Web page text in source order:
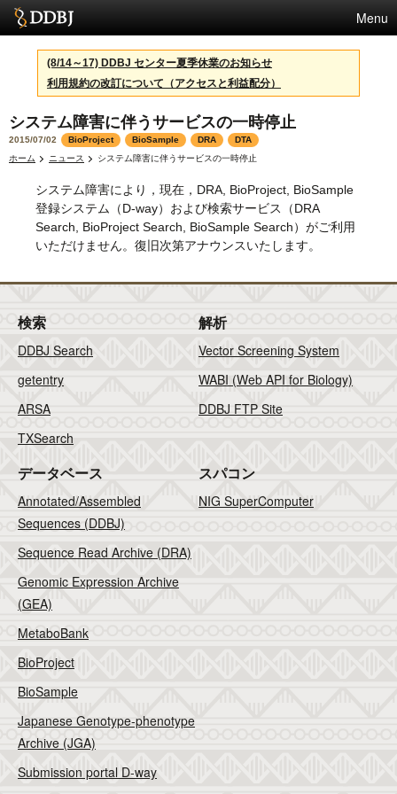
Menu
サービス
スパコン
統計
活動
センターについて
English
(8/14～17) DDBJ センター夏季休業のお知らせ
利用規約の改訂について（アクセスと利益配分）
システム障害に伴うサービスの一時停止
2015/07/02 BioProject BioSample DRA
DTA
ホーム
ニュース システム障害に伴うサービスの一時停止
システム障害により，現在，DRA, BioProject, BioSample
登録システム（D-way）および検索サービス（DRA
Search, BioProject Search, BioSample Search）がご利用
いただけません。復旧次第アナウンスいたします。
検索
DDBJ Search
getentry
ARSA
TXSearch
解析
Vector Screening System
WABI (Web API for Biology)
DDBJ FTP Site
データベース
Annotated/Assembled
Sequences (DDBJ)
Sequence Read Archive (DRA)
Genomic Expression Archive
(GEA)
MetaboBank
BioProject
BioSample
Japanese Genotype-phenotype
Archive (JGA)
Submission portal D-way
スパコン
NIG SuperComputer